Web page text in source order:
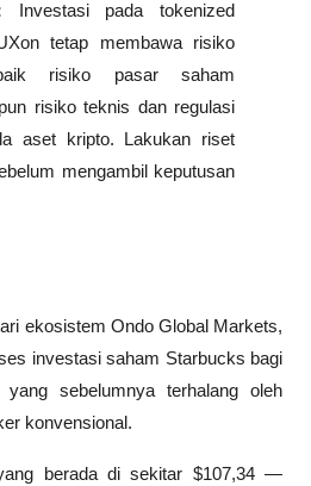
Investasi pada tokenized
tetap membawa risiko
risiko pasar saham
risiko teknis dan regulasi
aset kripto. Lakukan riset
mengambil keputusan
ekosistem Ondo Global Markets,
investasi saham Starbucks bagi
sebelumnya terhalang oleh
konvensional.
berada di sekitar $107,34 —